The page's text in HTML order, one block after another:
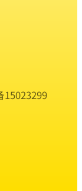
15023299